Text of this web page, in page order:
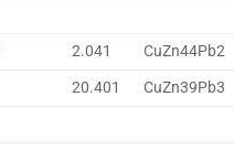
2.041
CuZn44Pb2
20.401 CuZn39Pb3